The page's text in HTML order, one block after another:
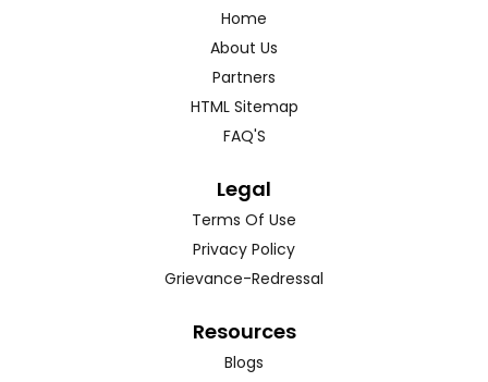
Home
About Us
Partners
HTML Sitemap
FAQ'S
Legal
Terms Of Use
Privacy Policy
Grievance-Redressal
Resources
Blogs